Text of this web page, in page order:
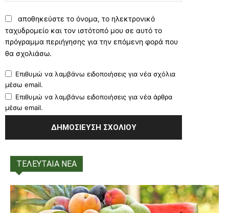
αποθηκεύστε το όνομα, το ηλεκτρονικό
ταχυδρομείο και τον ιστότοπό μου σε αυτό το
πρόγραμμα περιήγησης για την επόμενη φορά που
θα σχολιάσω.
Επιθυμώ να λαμβάνω ειδοποιήσεις για νέα σχόλια
μέσω email.
Επιθυμώ να λαμβάνω ειδοποιήσεις για νέα άρθρα
μέσω email.
ΤΕΛΕΥΤΑΙΑ ΝΕΑ